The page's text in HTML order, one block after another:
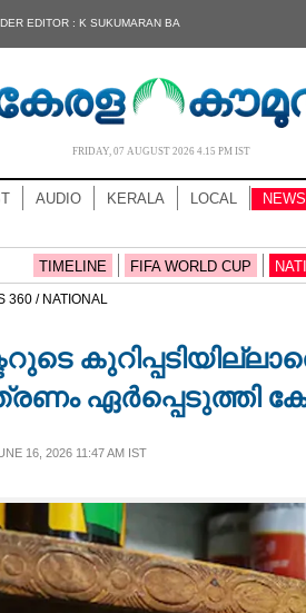
EDITOR : K SUKUMARAN BA
FRIDAY, 07 AUGUST 2026 4.15 PM IST
AUDIO KERALA LOCAL
TIMELINE FIFA WORLD CUP
360 / NATIONAL
ഏർപ്പെടുത്തി
16, 2026 11:47 AM IST